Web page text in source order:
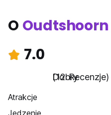
O Oudtshoorn
7.0
Dobry
(12 Recenzje)
Atrakcje
Jedzenie